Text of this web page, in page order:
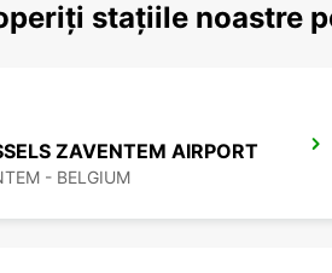
stațiile noastre
ZAVENTEM AIRPORT
- BELGIUM